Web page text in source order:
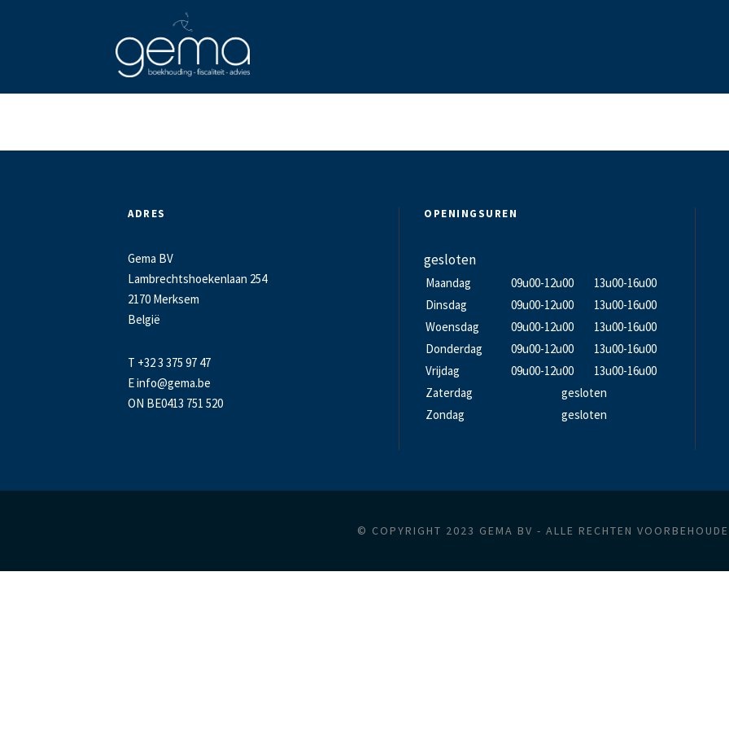
ADRES
Gema BV
Lambrechtshoekenlaan 254
2170 Merksem
België
T +32 3 375 97 47
Einfo@gema.be
ON BE0413 751 520
OPENINGSUREN
gesloten
Maandag 09u00-12u00
13u00-16u00
Dinsdag
09u00-12u00
13u00-16u00
Woensdag
09u00-12u00
13u00-16u00
Donderdag
09u00-12u00
13u00-16u00
Vrijdag
09u00-12u00
13u00-16u00
Zaterdag
gesloten
Zondag
gesloten
© COPYRIGHT 2023 GEMA BV - ALLE RECHTEN